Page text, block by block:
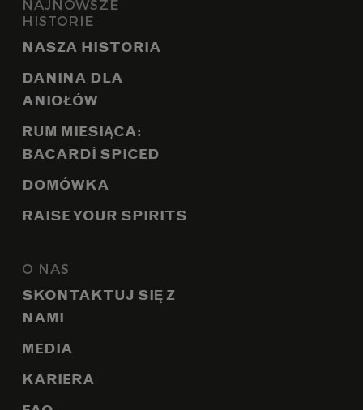
NAJNOWSZE
HISTORIE
NASZA HISTORIA
DANINA DLA
ANIOŁÓW
RUM MIESIĄCA:
BACARDÍ SPICED
DOMÓWKA
RAISE YOUR SPIRITS
O NAS
SKONTAKTUJ SIĘ Z
NAMI
MEDIA
KARIERA